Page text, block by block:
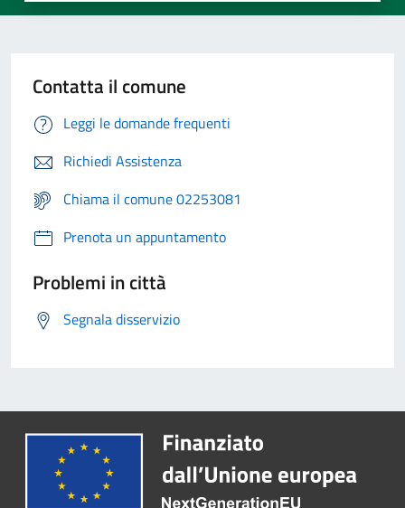
Contatta il comune
Leggi le domande frequenti
Richiedi Assistenza
Chiama il comune 02253081
Prenota un appuntamento
Problemi in città
Segnala disservizio